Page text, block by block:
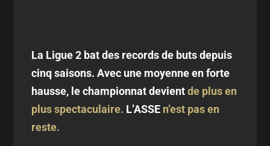
La Ligue 2 bat des records de buts depuis
cinq saisons. Avec une moyenne en forte
hausse, le championnat devientde plus en
plus spectaculaire. L’ASSE n’est pas en
reste.